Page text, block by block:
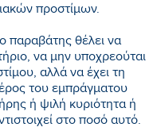
προστίμων.
παραβάτης θέλει να
να μην υποχρεούται
αλλά να έχει τη
του εμπράγματου
ή ψιλή κυριότητα ή
στο ποσό αυτό.